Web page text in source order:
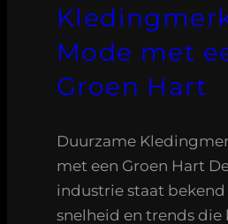
Mode met
Groen Hart
Duurzame
met een Groen Hart
industrie staat
snelheid en trends die